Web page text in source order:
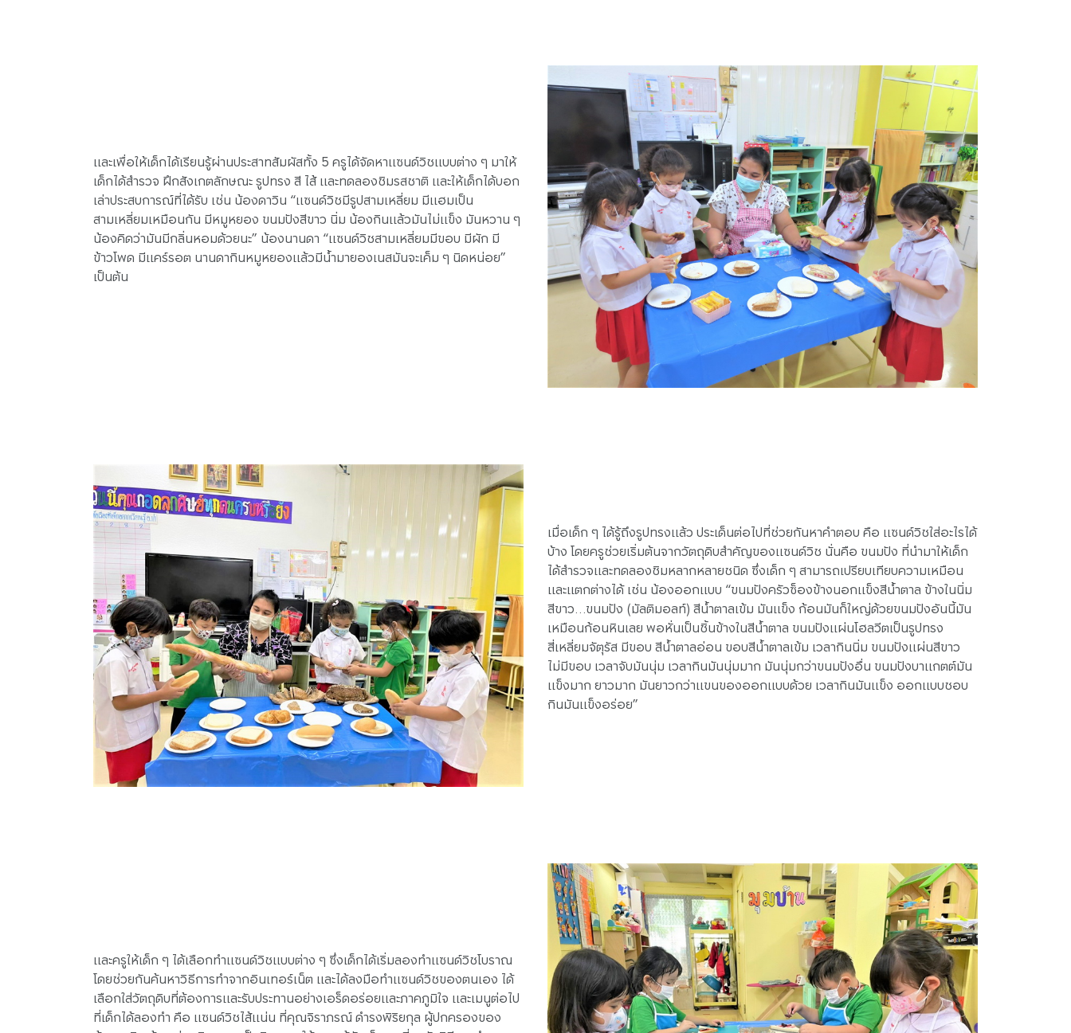
และเพื่อให้เด็กได้เรียนรู้ผ่านประสาทสัมผัสทั้ง 5 ครูได้จัดหาแซนด์วิชแบบต่าง ๆ มาให้
เด็กได้สำรวจ ฝึกสังเกตลักษณะ รูปทรง สี ไส้ และทดลองชิมรสชาติ และให้เด็กได้บอก
เล่าประสบการณ์ที่ได้รับ เช่น น้องดาวิน “แซนด์วิชมีรูปสามเหลี่ยม มีแฮมเป็น
สามเหลี่ยมเหมือนกัน มีหมูหยอง ขนมปังสีขาว นิ่ม น้องกินแล้วมันไม่แข็ง มันหวาน ๆ
น้องคิดว่ามันมีกลิ่นหอมด้วยนะ” น้องนานดา “แซนด์วิชสามเหลี่ยมมีขอบ มีผัก มี
ข้าวโพด มีแคร์รอต นานดากินหมูหยองแล้วมีน้ำมายองเนสมันจะเค็ม ๆ นิดหน่อย”
เป็นต้น
เมื่อเด็ก ๆ ได้รู้ถึงรูปทรงแล้ว ประเด็นต่อไปที่ช่วยกันหาคำตอบ คือ แซนด์วิชใส่อะไรได้
บ้าง โดยครูช่วยเริ่มต้นจากวัตถุดิบสำคัญของแซนด์วิช นั่นคือ ขนมปัง ที่นำมาให้เด็ก
ได้สำรวจและทดลองชิมหลากหลายชนิด ซึ่งเด็ก ๆ สามารถเปรียบเทียบความเหมือน
และแตกต่างได้ เช่น น้องออกแบบ “ขนมปังครัวซ็องข้างนอกแข็งสีน้ำตาล ข้างในนิ่ม
สีขาว…ขนมปัง (มัลติมอลท์) สีน้ำตาลเข้ม มันแข็ง ก้อนมันก็ใหญ่ด้วยขนมปังอันนี้มัน
เหมือนก้อนหินเลย พอหั่นเป็นชิ้นข้างในสีน้ำตาล ขนมปังแผ่นโฮลวีตเป็นรูปทรง
สี่เหลี่ยมจัตุรัส มีขอบ สีน้ำตาลอ่อน ขอบสีน้ำตาลเข้ม เวลากินนิ่ม ขนมปังแผ่นสีขาว
ไม่มีขอบ เวลาจับมันนุ่ม เวลากินมันนุ่มมาก มันนุ่มกว่าขนมปังอื่น ขนมปังบาแกตต์มัน
แข็งมาก ยาวมาก มันยาวกว่าแขนของออกแบบด้วย เวลากินมันแข็ง ออกแบบชอบ
กินมันแข็งอร่อย”
และครูให้เด็ก ๆ ได้เลือกทำแซนด์วิชแบบต่าง ๆ ซึ่งเด็กได้เริ่มลองทำแซนด์วิชโบราณ
โดยช่วยกันค้นหาวิธีการทำจากอินเทอร์เน็ต และได้ลงมือทำแซนด์วิชของตนเอง ได้
เลือกใส่วัตถุดิบที่ต้องการและรับประทานอย่างเอร็ดอร่อยและภาคภูมิใจ และเมนูต่อไป
ที่เด็กได้ลองทำ คือ แซนด์วิชไส้แน่น ที่คุณจิราภรณ์ ดำรงพิริยกุล ผู้ปกครองของ